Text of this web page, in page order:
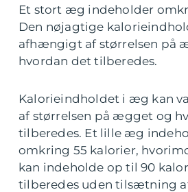
Et stort æg indeholder
Den nøjagtige
afhængigt af størrelsen på
hvordan det tilberedes.
Kalorieindholdet i æg kan
af størrelsen på ægget og
tilberedes. Et lille æg
omkring 55 kalorier,
kan indeholde op til 90
tilberedes uden tilsætning